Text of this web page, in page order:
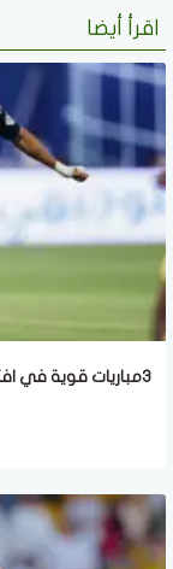
اقرأ أيضا
3مباريات قوية في افتتاح دوري روشن السعودي 2026–2027